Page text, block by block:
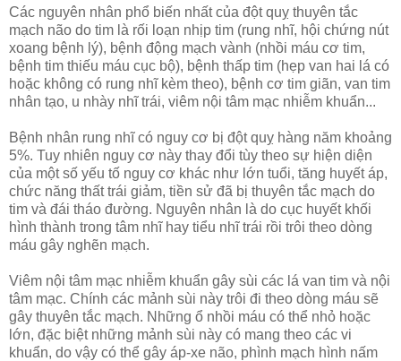
Các nguyên nhân phổ biến nhất của đột quỵ thuyên tắc
mạch não do tim là rối loạn nhịp tim (rung nhĩ, hội chứng nút
xoang bệnh lý), bệnh động mạch vành (nhồi máu cơ tim,
bệnh tim thiếu máu cục bộ), bệnh thấp tim (hẹp van hai lá có
hoặc không có rung nhĩ kèm theo), bệnh cơ tim giãn, van tim
nhân tạo, u nhày nhĩ trái, viêm nội tâm mạc nhiễm khuẩn...
Bệnh nhân rung nhĩ có nguy cơ bị đột quỵ hàng năm khoảng
5%. Tuy nhiên nguy cơ này thay đổi tùy theo sự hiện diện
của một số yếu tố nguy cơ khác như lớn tuổi, tăng huyết áp,
chức năng thất trái giảm, tiền sử đã bị thuyên tắc mạch do
tim và đái tháo đường. Nguyên nhân là do cục huyết khối
hình thành trong tâm nhĩ hay tiểu nhĩ trái rồi trôi theo dòng
máu gây nghẽn mạch.
Viêm nội tâm mạc nhiễm khuẩn gây sùi các lá van tim và nội
tâm mạc. Chính các mảnh sùi này trôi đi theo dòng máu sẽ
gây thuyên tắc mạch. Những ổ nhồi máu có thể nhỏ hoặc
lớn, đặc biệt những mảnh sùi này có mang theo các vi
khuẩn, do vậy có thể gây áp-xe não, phình mạch hình nấm